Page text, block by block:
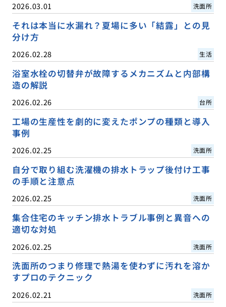
2026.03.01 洗面所
それは本当に水漏れ？夏場に多い「結露」との見
分け方
2026.02.28 生活
浴室水栓の切替弁が故障するメカニズムと内部構
造の解説
2026.02.26 台所
工場の生産性を劇的に変えたポンプの種類と導入
事例
2026.02.25 洗面所
自分で取り組む洗濯機の排水トラップ後付け工事
の手順と注意点
2026.02.25 洗面所
集合住宅のキッチン排水トラブル事例と異音への
適切な対処
2026.02.25 洗面所
洗面所のつまり修理で熱湯を使わずに汚れを溶か
すプロのテクニック
2026.02.21 洗面所